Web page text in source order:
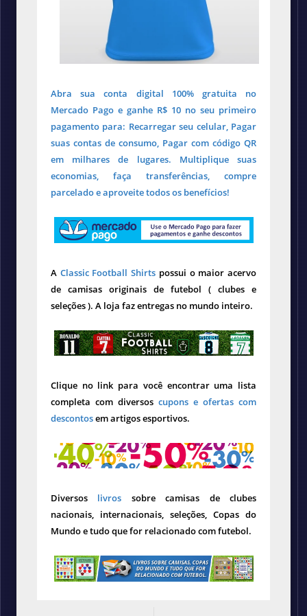
Abra sua conta digital 100% gratuita no
Mercado Pago e ganhe R$ 10 no seu primeiro
pagamento para: Recarregar seu celular, Pagar
suas contas de consumo, Pagar com código QR
em milhares de lugares. Multiplique suas
economias, faça transferências, compre
parcelado e aproveite todos os benefícios!
A Classic Football Shirts possui o maior acervo
de camisas originais de futebol ( clubes e
seleções ). A loja faz entregas no mundo inteiro.
Clique no link para você encontrar uma lista
completa com diversos cupons e ofertas com
descontosem artigos esportivos.
Diversos livros sobre camisas de clubes
nacionais, internacionais, seleções, Copas do
Mundo e tudo que for relacionado com futebol.